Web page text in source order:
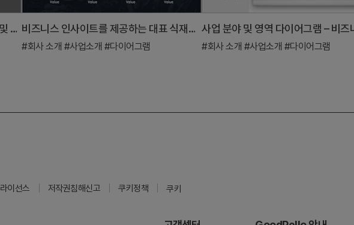
의료 사업영역 다이어그램 – 사업 소개 및 분석 비즈니스 인사이트를 제공하는 대표 식재료 슬라이드
#회사 소개 #사업소개 #다이어그램 #회사 소개 #사업소개 #다이어그램
라이선스 저작권침해신고 쿠키정책 쿠키